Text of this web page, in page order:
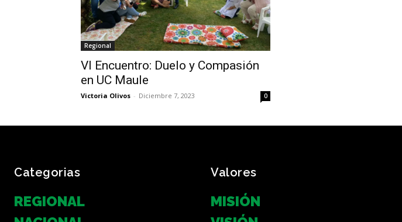
Regional
VI Encuentro: Duelo y Compasión
en UC Maule
Victoria Olivos - Diciembre 7, 2023 0
Categorias
REGIONAL
Valores
MISIÓN